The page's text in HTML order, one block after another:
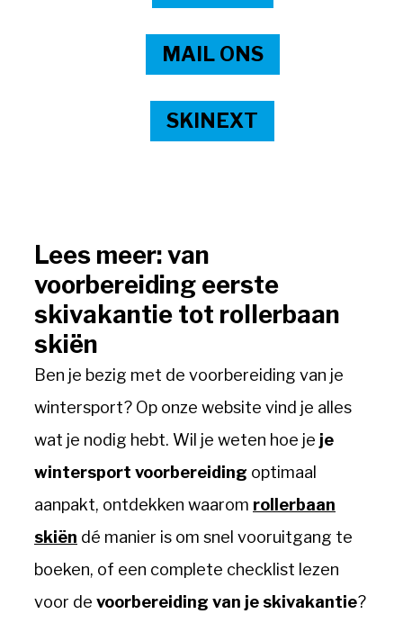
MAIL ONS
SKINEXT
Lees meer: van
voorbereiding eerste
skivakantie tot rollerbaan
skiën
Ben je bezig met de voorbereiding van je
wintersport? Op onze website vind je alles
wat je nodig hebt. Wil je weten hoe je je
wintersport voorbereiding optimaal
aanpakt, ontdekken waarom ro llerbaan
skiën dé manier is om snel vooruitgang te
boeken, of een complete checklist lezen
voor de voorbereiding van je skivakantie?